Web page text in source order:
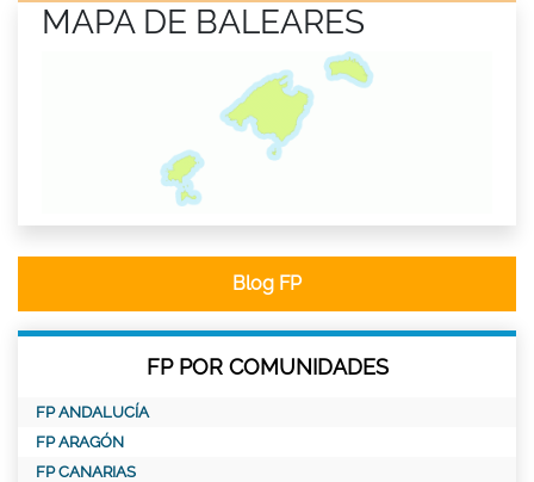
MAPA DE BALEARES
Blog FP
FP POR COMUNIDADES
FP ANDALUCÍA
FP ARAGÓN
FP CANARIAS